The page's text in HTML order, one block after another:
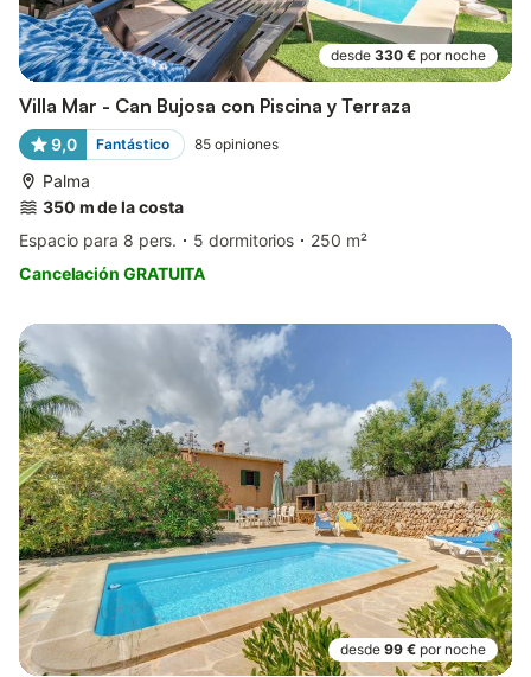
desde 330 € por noche
Villa Mar - Can Bujosa con Piscina y Terraza
9,0 Fantástico 85 opiniones
Palma
350 m de la costa
Espacio para 8 pers.
5 dormitorios
250 m²
Cancelación GRATUITA
desde 99 € por noche